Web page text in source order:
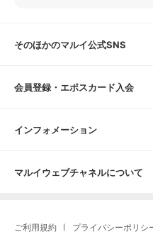
そのほかのマルイ公式SNS
会員登録・エポスカード入会
インフォメーション
マルイウェブチャネルについて
ご利用規約 プライバシーポリシ